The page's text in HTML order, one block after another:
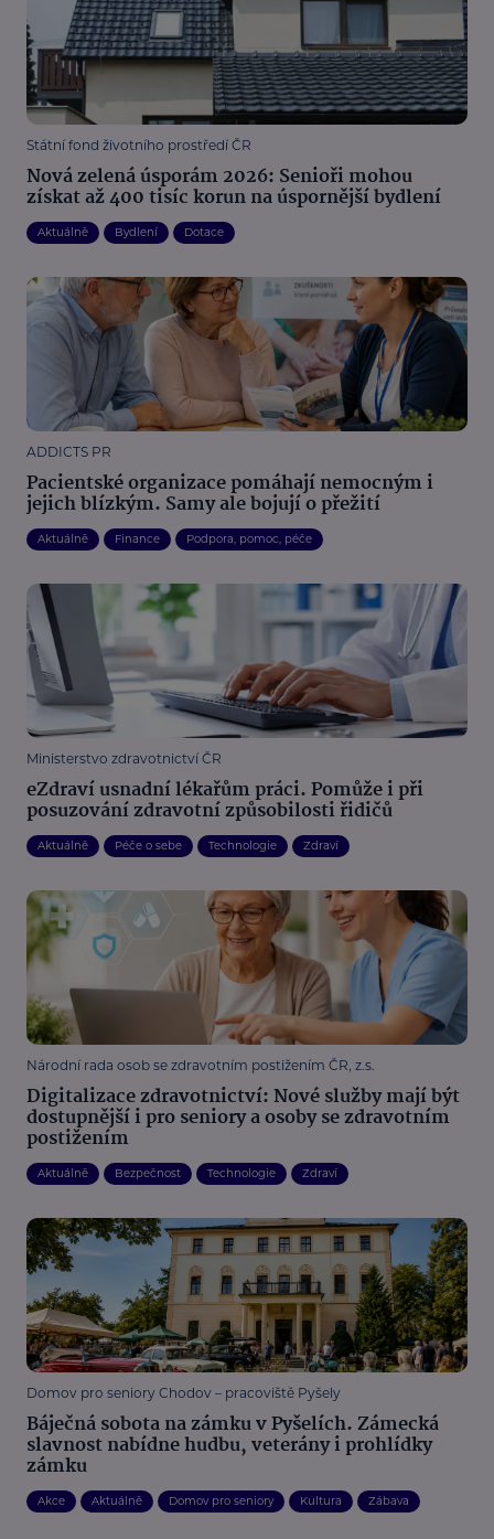
Státní fond životního prostředí ČR
Nová zelená úsporám 2026: Senioři mohou
získat až 400 tisíc korun na úspornější bydlení
Aktuálně Bydlení Dotace
ADDICTS PR
Pacientské organizace pomáhají nemocným i
jejich blízkým. Samy ale bojují o přežití
Aktuálně Finance Podpora, pomoc, péče
Ministerstvo zdravotnictví ČR
eZdraví usnadní lékařům práci. Pomůže i při
posuzování zdravotní způsobilosti řidičů
Aktuálně Péče o sebe Technologie Zdraví
Národní rada osob se zdravotním postižením ČR, z.s.
Digitalizace zdravotnictví: Nové služby mají být
dostupnější i pro seniory a osoby se zdravotním
postižením
Aktuálně Bezpečnost Technologie Zdraví
Domov pro seniory Chodov – pracoviště Pyšely
Báječná sobota na zámku v Pyšelích. Zámecká
slavnost nabídne hudbu, veterány i prohlídky
zámku
Akce Aktuálně Domov pro seniory Kultura Zábava